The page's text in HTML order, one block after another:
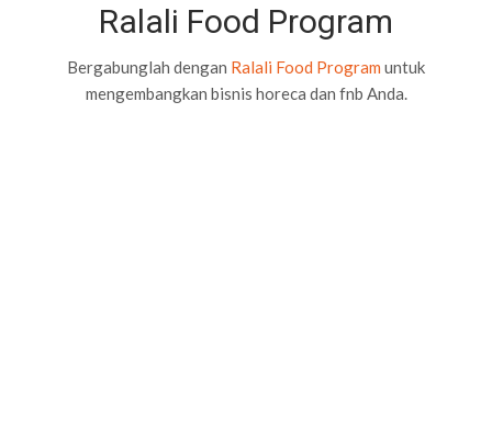
Ralali Food Program
Bergabunglah dengan Ralali Food Program untuk
mengembangkan bisnis horeca dan fnb Anda.